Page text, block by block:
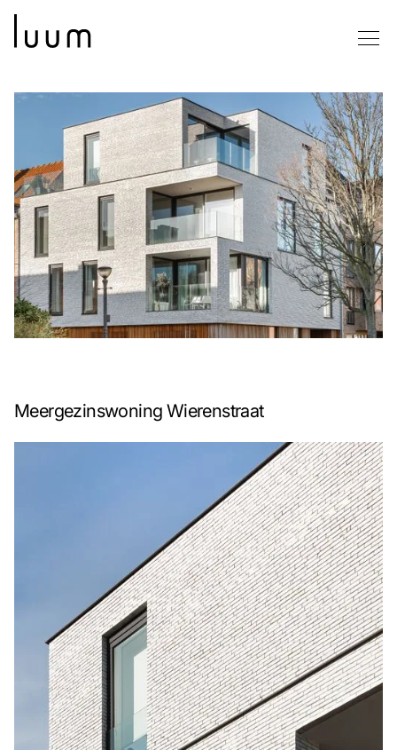
Meergezinswoning Wierenstraat